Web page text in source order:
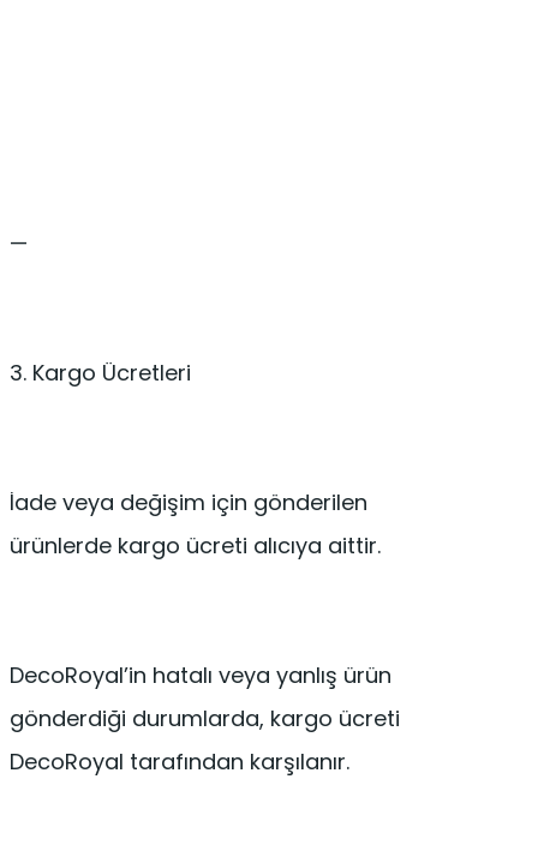
—
3. Kargo Ücretleri
İade veya değişim için gönderilen
ürünlerde kargo ücreti alıcıya aittir.
DecoRoyal’in hatalı veya yanlış ürün
gönderdiği durumlarda, kargo ücreti
DecoRoyal tarafından karşılanır.